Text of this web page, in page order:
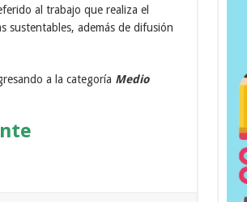
al trabajo que realiza el
sustentables, además de difusión
a la categoría Medio